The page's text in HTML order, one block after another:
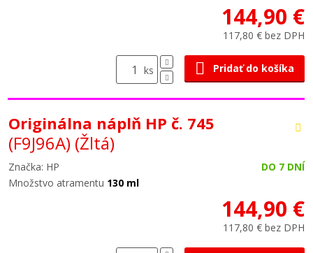
144,90 €
117,80 € bez DPH
ks Pridať do košíka
Originálna náplň HP č. 745
(F9J96A) (Žltá)
Značka: HP
DO 7 DNÍ
Množstvo atramentu 130 ml
144,90 €
117,80 € bez DPH